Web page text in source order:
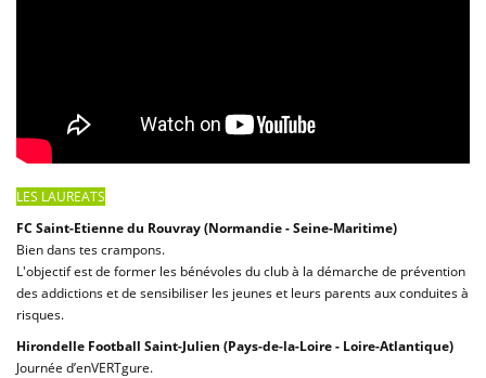
LES LAUREATS
FC Saint-Etienne du Rouvray(Normandie - Seine-Maritime)
Bien dans tes crampons.
L'objectif est de former les bénévoles du club à la démarche de prévention
des addictions et de sensibiliser les jeunes et leurs parents aux conduites à
risques.
Hirondelle Football Saint-Julien (Pays-de-la-Loire - Loire-Atlantique)
Journée d’enVERTgure.